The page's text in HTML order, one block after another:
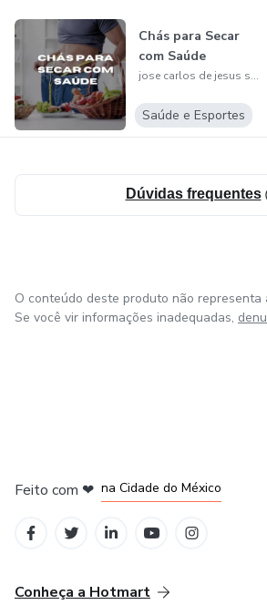
Chás para Secar
com Saúde
jose carlos de jesus souza
Saúde e Esportes
Dúvidas frequentes
O conteúdo deste produto não representa
Se você vir informações inadequadas,
Feito com ❤ na Cidade do México
Conheça a Hotmart